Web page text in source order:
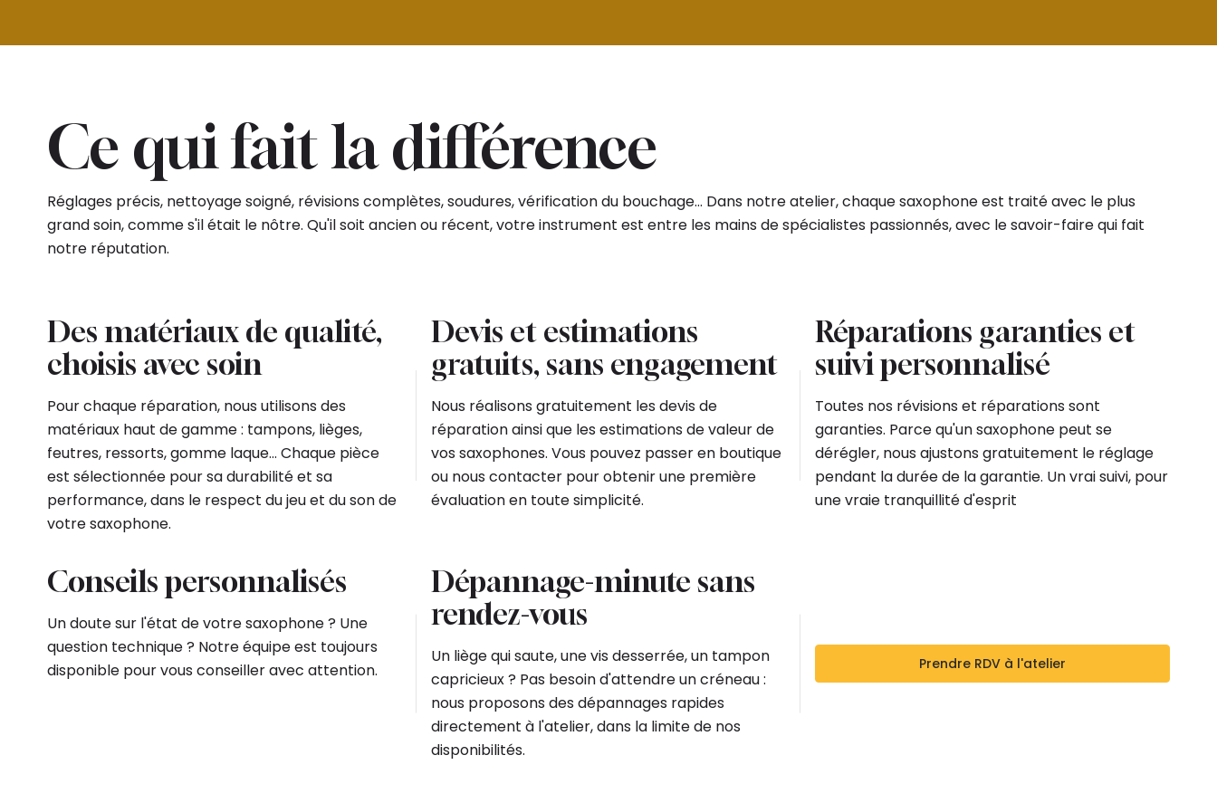
Ce qui fait la différence
Réglages précis, nettoyage soigné, révisions complètes, soudures, vérification du bouchage… Dans notre atelier, chaque saxophone est traité avec le plus
grand soin, comme s'il était le nôtre. Qu'il soit ancien ou récent, votre instrument est entre les mains de spécialistes passionnés, avec le savoir-faire qui fait
notre réputation.
Des matériaux de qualité,
choisis avec soin
Pour chaque réparation, nous utilisons des
matériaux haut de gamme : tampons, lièges,
feutres, ressorts, gomme laque... Chaque pièce
est sélectionnée pour sa durabilité et sa
performance, dans le respect du jeu et du son de
votre saxophone.
Devis et estimations
gratuits, sans engagement
Nous réalisons gratuitement les devis de
réparation ainsi que les estimations de valeur de
vos saxophones. Vous pouvez passer en boutique
ou nous contacter pour obtenir une première
évaluation en toute simplicité.
Réparations garanties et
suivi personnalisé
Toutes nos révisions et réparations sont
garanties. Parce qu'un saxophone peut se
dérégler, nous ajustons gratuitement le réglage
pendant la durée de la garantie. Un vrai suivi, pour
une vraie tranquillité d'esprit
Conseils personnalisés
Un doute sur l'état de votre saxophone ? Une
question technique ? Notre équipe est toujours
disponible pour vous conseiller avec attention.
Dépannage-minute sans
rendez-vous
Un liège qui saute, une vis desserrée, un tampon
capricieux ? Pas besoin d'attendre un créneau :
nous proposons des dépannages rapides
directement à l'atelier, dans la limite de nos
disponibilités.
Prendre RDV à l'atelier